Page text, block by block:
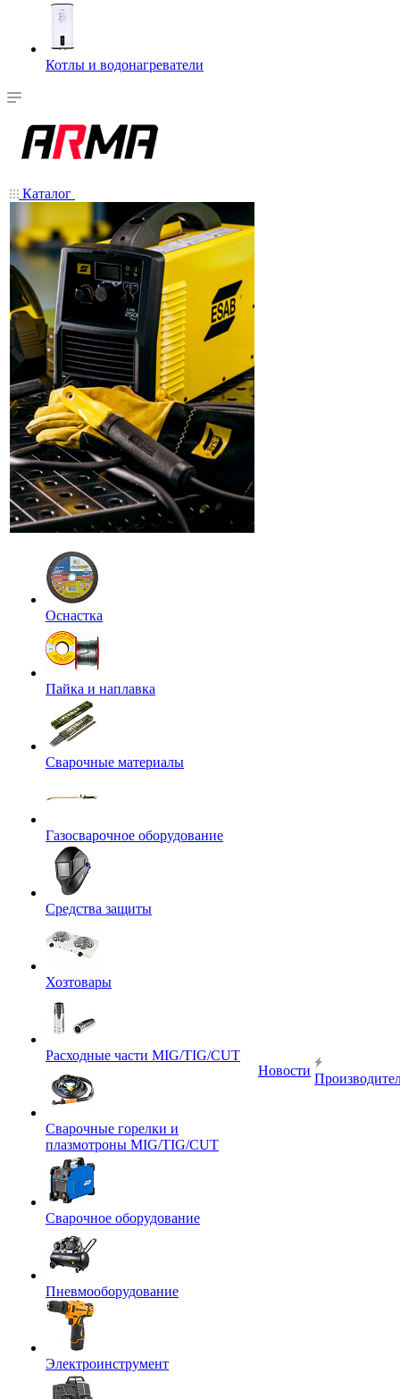
Котлы и водонагреватели
Каталог
Оснастка
Пайка и наплавка
Сварочные материалы
Газосварочное оборудование
Средства защиты
Хозтовары
Расходные части MIG/TIG/CUT
Сварочные горелки и
плазмотроны MIG/TIG/CUT
Сварочное оборудование
Пневмооборудование
Электроинструмент
Новости